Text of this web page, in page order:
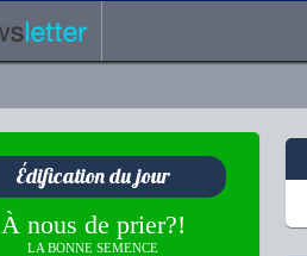
Édification du jour
À nous de prier?!
LA BONNE SEMENCE